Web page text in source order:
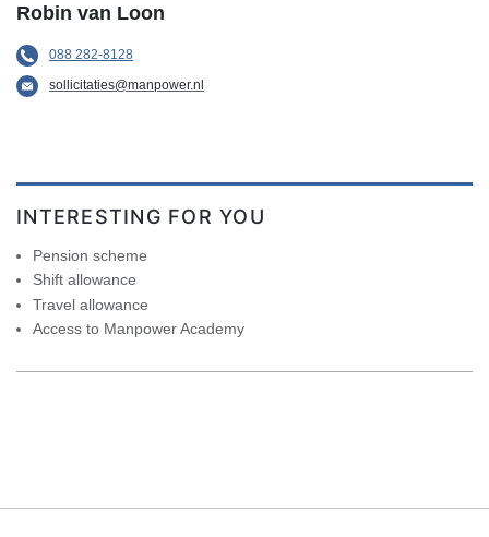
Robin van Loon
088 282-8128
sollicitaties@manpower.nl
INTERESTING FOR YOU
Pension scheme
Shift allowance
Travel allowance
Access to Manpower Academy